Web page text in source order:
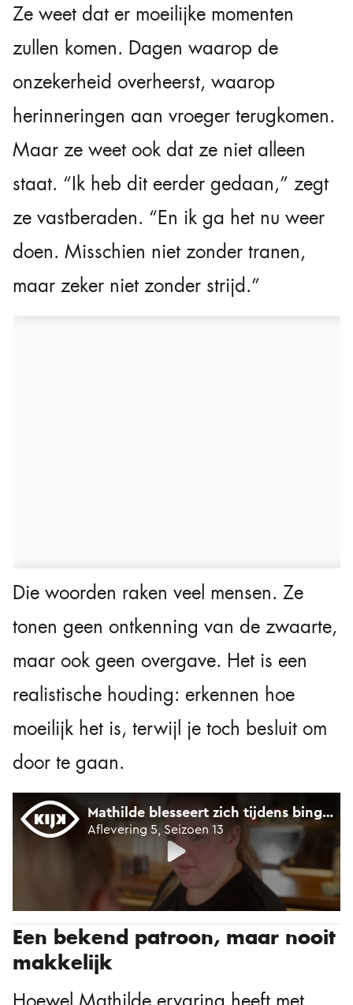
Ze weet dat er moeilijke momenten
zullen komen. Dagen waarop de
onzekerheid overheerst, waarop
herinneringen aan vroeger terugkomen.
Maar ze weet ook dat ze niet alleen
staat. “Ik heb dit eerder gedaan,” zegt
ze vastberaden. “En ik ga het nu weer
doen. Misschien niet zonder tranen,
maar zeker niet zonder strijd.”
Die woorden raken veel mensen. Ze
tonen geen ontkenning van de zwaarte,
maar ook geen overgave. Het is een
realistische houding: erkennen hoe
moeilijk het is, terwijl je toch besluit om
door te gaan.
Een bekend patroon, maar nooit
makkelijk